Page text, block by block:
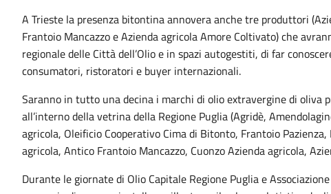
A Trieste la presenza bitontina annovera anche tre produttori
Frantoio Mancazzo e Azienda agricola Amore Coltivato) che
regionale delle Città dell’Olio e in spazi autogestiti, di far
consumatori, ristoratori e buyer internazionali.
Saranno in tutto una decina i marchi di olio extravergine di oliva
all’interno della vetrina della Regione Puglia (Agridè,
agricola, Oleificio Cooperativo Cima di Bitonto, Frantoio
agricola, Antico Frantoio Mancazzo, Cuonzo Azienda agricola,
Durante le giornate di Olio Capitale Regione Puglia e